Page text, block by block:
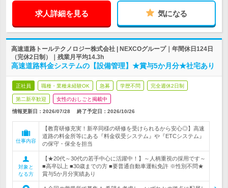
求人詳細を見る 気になる
高速道路トールテクノロジー株式会社 | NEXCOグループ｜年間休日124日
（完休2日制）｜残業月平均14.3h
高速道路料金システムの【設備管理】★賞与5か月分★社宅あり
正社員 職種・業種未経験OK 急募 学歴不問 完全週休2日制
第二新卒歓迎 女性のおしごと掲載中
情報更新日：2026/07/28 終了予定日： 2026/10/26
仕事内容
【教育研修充実！新卒同様の研修を受けられるから安心◎】高速
道路の料金所等にある『料金収受システム』や『ETCシステム』
の保守・保全を担当
対象と
なる方
【★20代～30代の若手中心に活躍中！】～人柄重視の採用です～
■高卒以上 ■30歳までの方 ■要普通自動車運転免許 ※性別不問★
賞与5か月分実績あり